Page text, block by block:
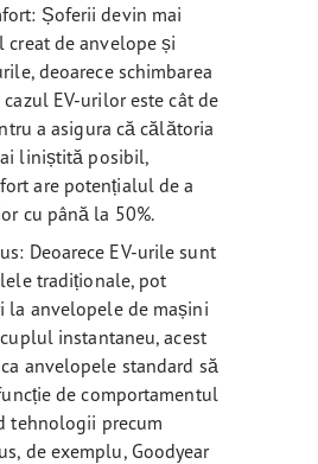
Șoferii devin mai
de anvelope și
deoarece schimbarea
EV-urilor este cât de
a asigura că călătoria
liniștită posibil,
are potențialul de a
cu până la 50%.
Deoarece EV-urile sunt
tradiționale, pot
la anvelopele de mașini
instantaneu, acest
anvelopele standard să
de comportamentul
tehnologii precum
de exemplu, Goodyear